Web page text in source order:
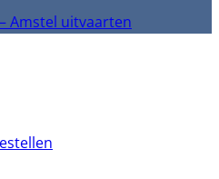
Amstel uitvaarten